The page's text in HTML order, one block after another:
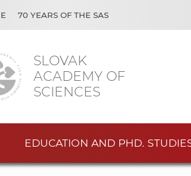
SLOVAK
ACADEMY OF
SCIENCES
70 YEARS OF THE SAS
EDUCATION AND PHD.